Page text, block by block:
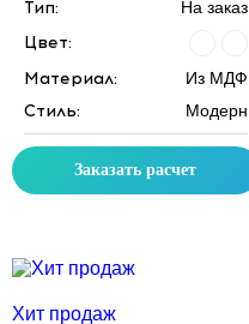
Тип: На заказ
Цвет:
Материал:
Из МДФ
Стиль: Модерн
Заказать расчет
Хит продаж